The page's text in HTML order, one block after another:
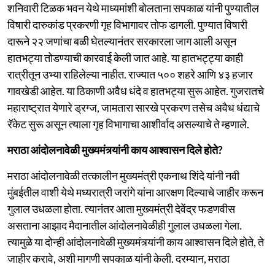
शनिवारी टिळक भवन येथे माध्यमांशी बोलताना सपकाळ यांनी पुण्यातील
विषारी दारुकांड प्रकरणी गृह विभागावर तोफ डागली. पुण्यात विषारी
दारूने २२ जणांचा बळी घेतल्यानंतर सरकारला जाग आली असून
हातभट्या तोडण्याची कारवाई केली जात आहे. या हातभट्ट्या काही
रात्रीतून उभ्या राहिलेल्या नाहीत. राज्यात ५०० शहरे आणि ४३ हजार
गावखेडी आहेत. या ठिकाणी अवैध धंदे व हातभट्या सुरू आहेत. गुजरातचे
महाराष्ट्रात येणारे ड्रग्ज, जामतारा सारखे प्रकरण तसेच अवैध धंद्याचे
रॅकेट सुरू असून त्याला गृह विभागाचा आशीर्वाद असल्याचे ते म्हणाले.
मराठा आंदोलनावेळी मुख्यमंत्र्यांनी काय आश्वासन दिले होते?
मराठा आंदोलनावेळी तत्कालीन मुख्यमंत्री एकनाथ शिंदे यांनी नवी
मुंबईतील वाशी येथे मध्यरात्री जरांगे यांना आरक्षण दिल्याचे जाहीर करून
गुलाल उधळला होता. त्यानंतर आता मुख्यमंत्री देवेंद्र फडणवीस
असताना आझाद मैदानातील आंदोलनावेळीही गुलाल उधळला गेला.
त्यामुळे या दोन्ही आंदोलनावेळी मुख्यमंत्र्यांनी काय आश्वासन दिले होते, ते
जाहीर करावे, अशी मागणी सपकाळ यांनी केली. दरम्यान, मराठा